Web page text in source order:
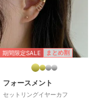
期間限定SALE まとめ割
フォースメント
セットリングイヤーカフ